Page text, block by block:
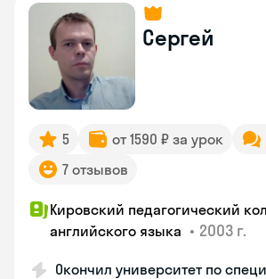
Сергей
5 от 1590 ₽ за урок
7 отзывов
Кировский педагогический
английского языка • 2003 г.
Окончил университет по